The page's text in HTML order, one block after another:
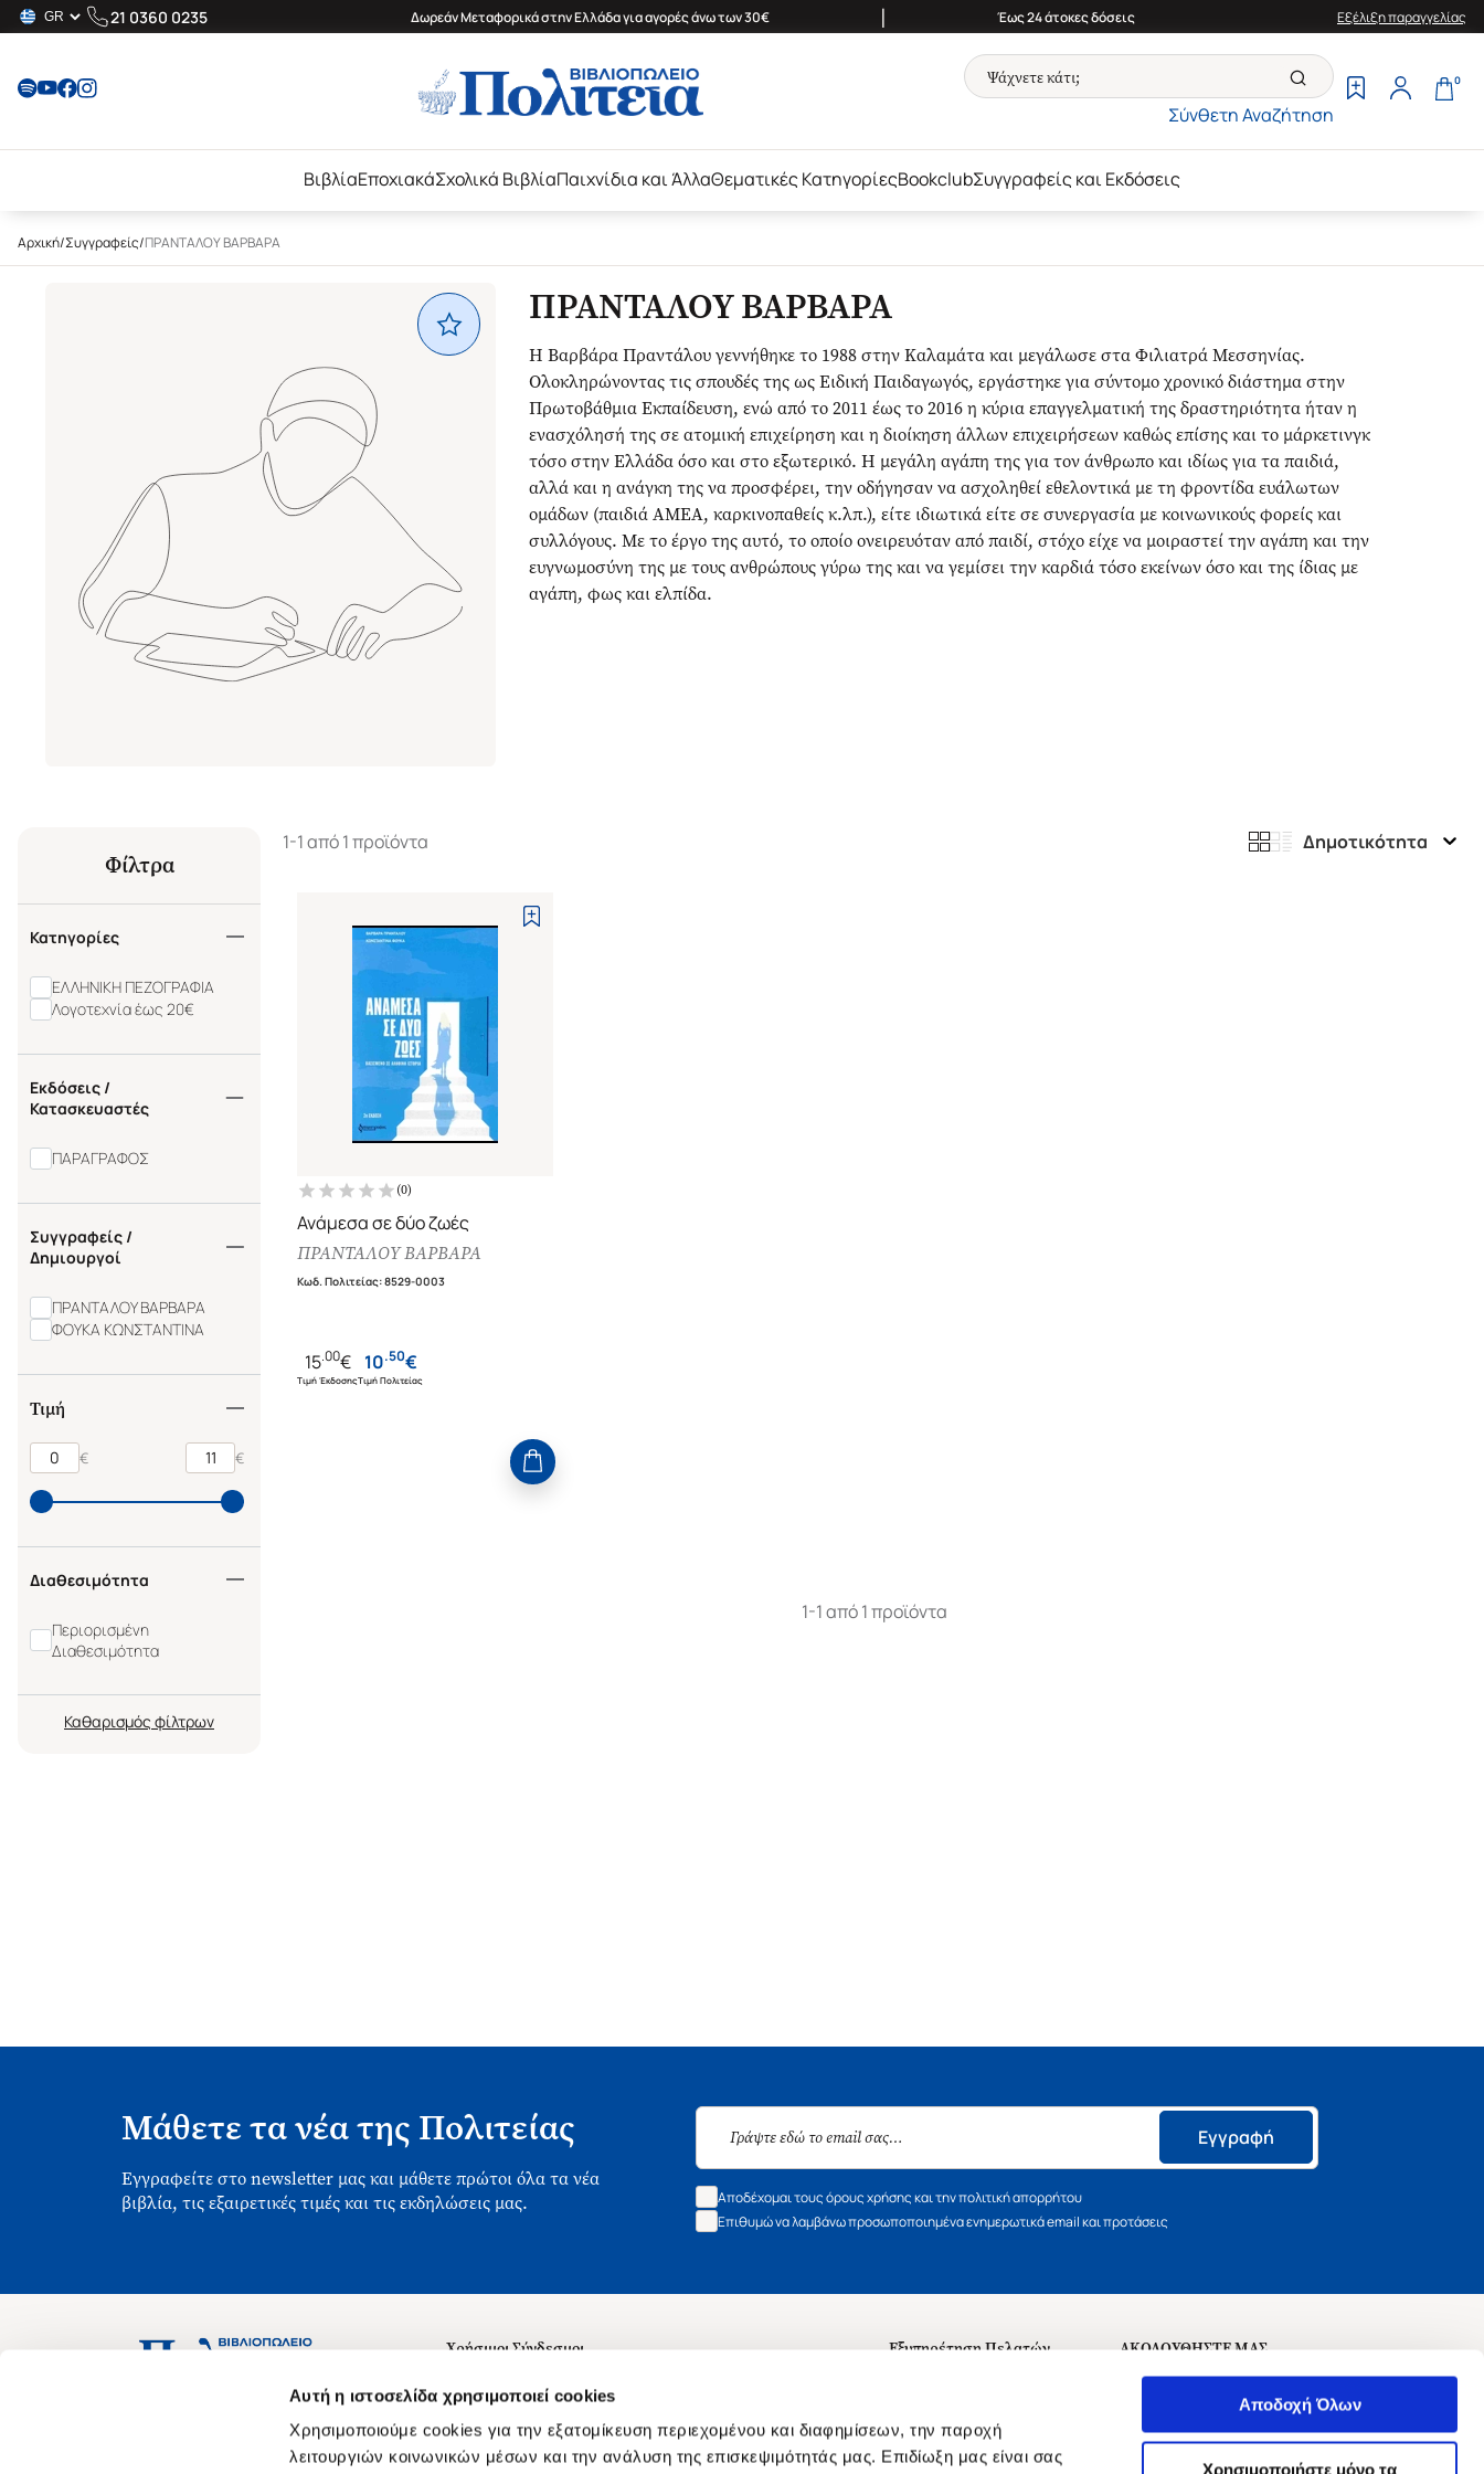
Αυτή η ιστοσελίδα χρησιμοποιεί cookies
Χρησιμοποιούμε cookies για την εξατομίκευση περιεχομένου και διαφημίσεων, την παροχή
λειτουργιών κοινωνικών μέσων και την ανάλυση της επισκεψιμότητάς μας. Επιδίωξη μας είναι σας
Αποδοχή Όλων
Χρησιμοποιήστε μόνο τα
21 0360 0235 Δωρεάν Μεταφορικά στην Ελλάδα για αγορές άνω των 30€ | Έως 24 άτοκες δόσεις Εξέλιξη παραγγελίας
Σύνθετη Αναζήτηση
0
ΒιβλίαΕποχιακάΣχολικά ΒιβλίαΠαιχνίδια και ΆλλαΘεματικές ΚατηγορίεςBookclubΣυγγραφείς και Εκδόσεις
Αρχική/Συγγραφείς/ΠΡΑΝΤΑΛΟΥ ΒΑΡΒΑΡΑ
ΠΡΑΝΤΑΛΟΥ ΒΑΡΒΑΡΑ
Η Βαρβάρα Πραντάλου γεννήθηκε το 1988 στην Καλαμάτα και μεγάλωσε στα Φιλιατρά Μεσσηνίας.
Ολοκληρώνοντας τις σπουδές της ως Ειδική Παιδαγωγός, εργάστηκε για σύντομο χρονικό διάστημα στην
Πρωτοβάθμια Εκπαίδευση, ενώ από το 2011 έως το 2016 η κύρια επαγγελματική της δραστηριότητα ήταν η
ενασχόλησή της σε ατομική επιχείρηση και η διοίκηση άλλων επιχειρήσεων καθώς επίσης και το μάρκετινγκ
τόσο στην Ελλάδα όσο και στο εξωτερικό. Η μεγάλη αγάπη της για τον άνθρωπο και ιδίως για τα παιδιά,
αλλά και η ανάγκη της να προσφέρει, την οδήγησαν να ασχοληθεί εθελοντικά με τη φροντίδα ευάλωτων
ομάδων (παιδιά ΑΜΕΑ, καρκινοπαθείς κ.λπ.), είτε ιδιωτικά είτε σε συνεργασία με κοινωνικούς φορείς και
συλλόγους. Με το έργο της αυτό, το οποίο ονειρευόταν από παιδί, στόχο είχε να μοιραστεί την αγάπη και την
ευγνωμοσύνη της με τους ανθρώπους γύρω της και να γεμίσει την καρδιά τόσο εκείνων όσο και της ίδιας με
αγάπη, φως και ελπίδα.
Φίλτρα
Κατηγορίες
ΕΛΛΗΝΙΚΗ ΠΕΖΟΓΡΑΦΙΑ
Λογοτεχνία έως 20€
Εκδόσεις /
Κατασκευαστές
ΠΑΡΑΓΡΑΦΟΣ
Συγγραφείς /
Δημιουργοί
ΠΡΑΝΤΑΛΟΥ ΒΑΡΒΑΡΑ
ΦΟΥΚΑ ΚΩΝΣΤΑΝΤΙΝΑ
Τιμή
€ €
Διαθεσιμότητα
Περιορισμένη
Διαθεσιμότητα
Καθαρισμός
1-1 από 1 προϊόντα Δημοτικότητα
(0)
Ανάμεσα σε δύο ζωές
ΠΡΑΝΤΑΛΟΥ ΒΑΡΒΑΡΑ
Κωδ. Πολιτείας:8529-0003
15.00€
Τιμή Έκδοσης
10.50€
Τιμή Πολιτείας
1-1 από 1 προϊόντα
Μάθετε τα νέα της Πολιτείας
Εγγραφείτε στο newsletter μας και μάθετε πρώτοι όλα τα νέα
βιβλία, τις εξαιρετικές τιμές και τις εκδηλώσεις μας.
Εγγραφή
Αποδέχομαι τους όρους χρήσης και την πολιτική απορρήτου
Επιθυμώ να λαμβάνω προσωποποιημένα ενημερωτικά email και προτάσεις
Ασκληπιού 1-3, Αθήνα 106 79
Χρήσιμοι Σύνδεσμοι
Σχετικά με εμάς
Θέσεις Εργασίας
Οδηγίες για τις "Λίστες Επιθυμητών" και τη Βιβλιοθήκη
Εξυπηρέτηση Πελατών
B2B
ΑΚΟΛΟΥΘΗΣΤΕ ΜΑΣ